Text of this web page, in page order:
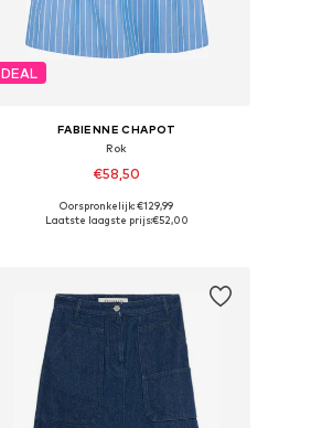
DEAL
FABIENNE CHAPOT
Rok
€58,50
Beschikbare maten: 36, 38, 40, 42, 44
Oorspronkelijk: €129,99
Laatste laagste prijs:€52,00